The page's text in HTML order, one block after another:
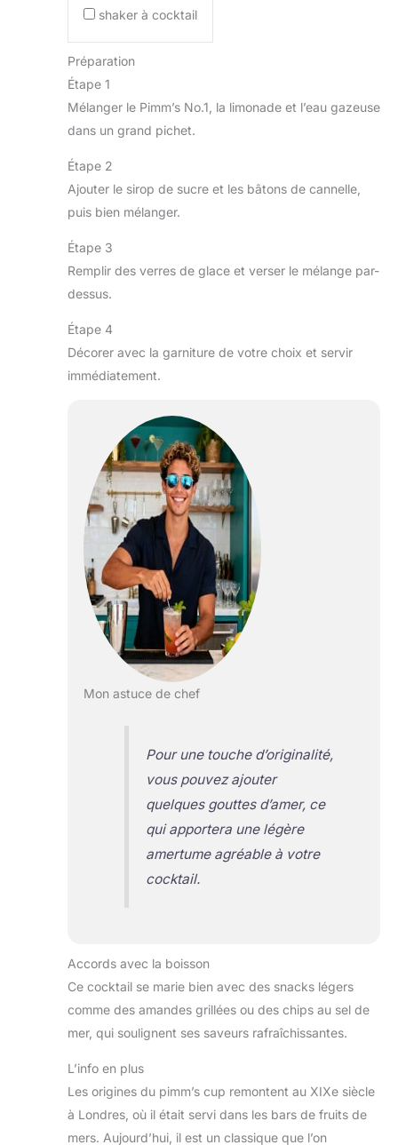
shaker à cocktail
Préparation
Étape 1
Mélanger le Pimm’s No.1, la limonade et l’eau gazeuse
dans un grand pichet.
Étape 2
Ajouter le sirop de sucre et les bâtons de cannelle,
puis bien mélanger.
Étape 3
Remplir des verres de glace et verser le mélange par-
dessus.
Étape 4
Décorer avec la garniture de votre choix et servir
immédiatement.
Mon astuce de chef
Pour une touche d’originalité,
vous pouvez ajouter
quelques gouttes d’amer, ce
qui apportera une légère
amertume agréable à votre
cocktail.
Accords avec la boisson
Ce cocktail se marie bien avec des snacks légers
comme des amandes grillées ou des chips au sel de
mer, qui soulignent ses saveurs rafraîchissantes.
L’info en plus
Les origines du pimm’s cup remontent au XIXe siècle
à Londres, où il était servi dans les bars de fruits de
mers. Aujourd’hui, il est un classique que l’on